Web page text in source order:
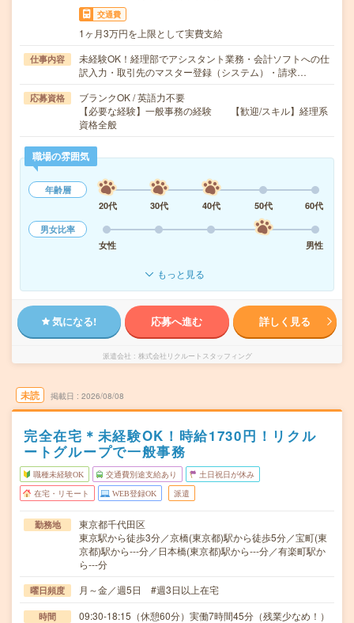
交通費
1ヶ月3万円を上限として実費支給
仕事内容
未経験OK！経理部でアシスタント業務・会計ソフトへの仕
訳入力・取引先のマスター登録（システム）・請求…
応募資格
ブランクOK / 英語力不要
【必要な経験】一般事務の経験 【歓迎/スキル】経理系
資格全般
職場の雰囲気
年齢層
20代
30代 40代 50代
60代
男女比率
女性
男性
もっと見る
気になる! 応募へ進む 詳しく見る
派遣会社 株式会社リクルートスタッフィング
未読 掲載日 2026/08/08
完全在宅＊未経験OK！時給1730円！リクル
ートグループで一般事務
職種未経験OK 交通費別途支給あり 土日祝日が休み
在宅・リモート WEB登録OK 派遣
勤務地
東京都千代田区
東京駅から徒歩3分／京橋(東京都)駅から徒歩5分／宝町(東
京都)駅から---分／日本橋(東京都)駅から---分／有楽町駅か
ら---分
曜日頻度 月～金／週5日 #週3日以上在宅
時間 09:30-18:15（休憩60分）実働7時間45分（残業少なめ！）